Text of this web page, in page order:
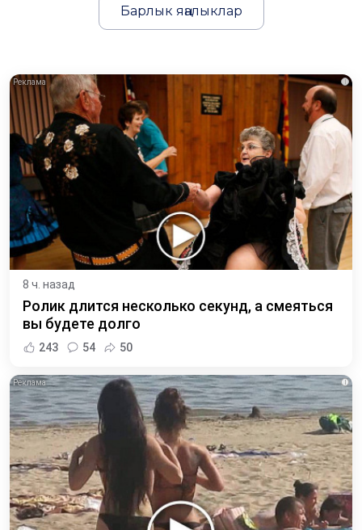
Барлык яңалыклар
i
8 ч. назад
Ролик длится несколько секунд, а смеяться
вы будете долго
243 54 50
i